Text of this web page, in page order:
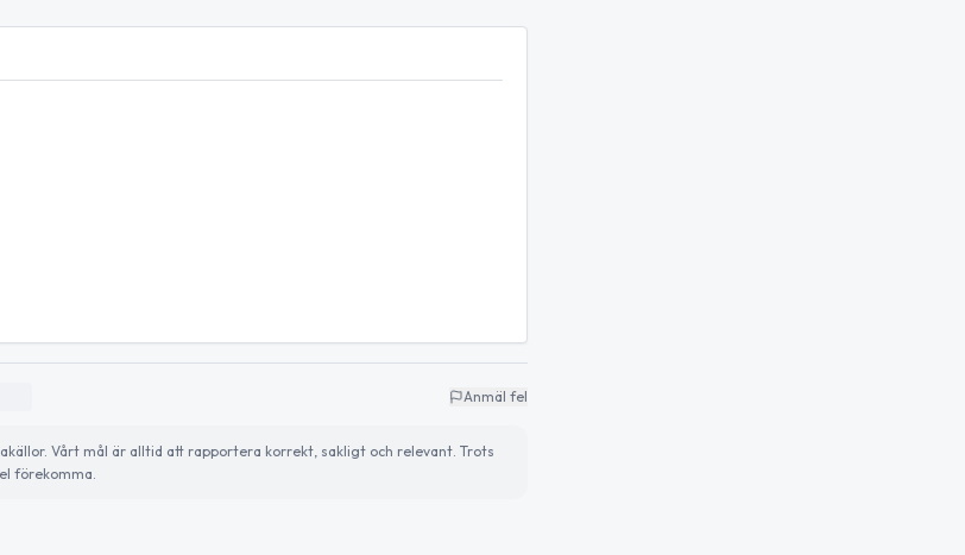
Anmäl fel
Vårt mål är alltid att rapportera korrekt, sakligt och relevant. Trots
förekomma.